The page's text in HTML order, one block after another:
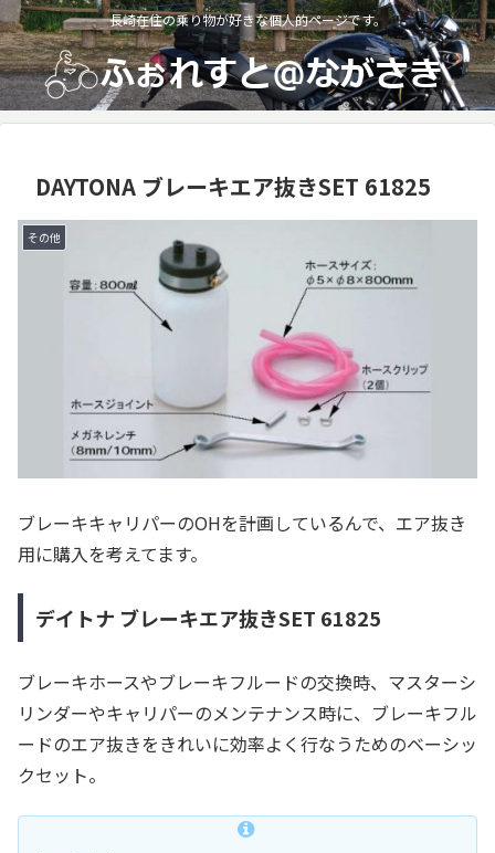
長崎在住の乗り物が好きな個人的ページです。
DAYTONA ブレーキエア抜きSET 61825
その他
ブレーキキャリパーのOHを計画しているんで、エア抜き
用に購入を考えてます。
デイトナ ブレーキエア抜きSET 61825
ブレーキホースやブレーキフルードの交換時、マスターシ
リンダーやキャリパーのメンテナンス時に、ブレーキフル
ードのエア抜きをきれいに効率よく行なうためのベーシッ
クセット。